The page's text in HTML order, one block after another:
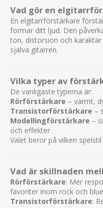
Vad gör en
En elgitarrförstärkare
formar ditt ljud. Den
ton, distorsion och
själva gitarren.
Vilka typer av
De vanligaste typerna är:
Rörförstärkare – varmt,
Transistorförstärkare –
Modellingförstärkare –
och effekter
Valet beror på vilken
Vad är skillnaden
Rörförstärkare: Mer
favoriter inom rock och
Transistorförstärkare: